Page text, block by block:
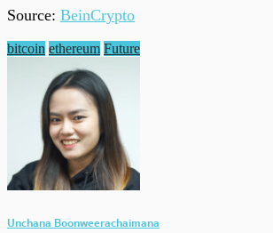
Source: BeinCrypto
bitcoin ethereum Future
Unchana Boonweerachaimana